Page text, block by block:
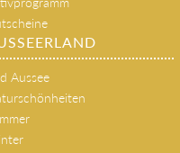
Aussee